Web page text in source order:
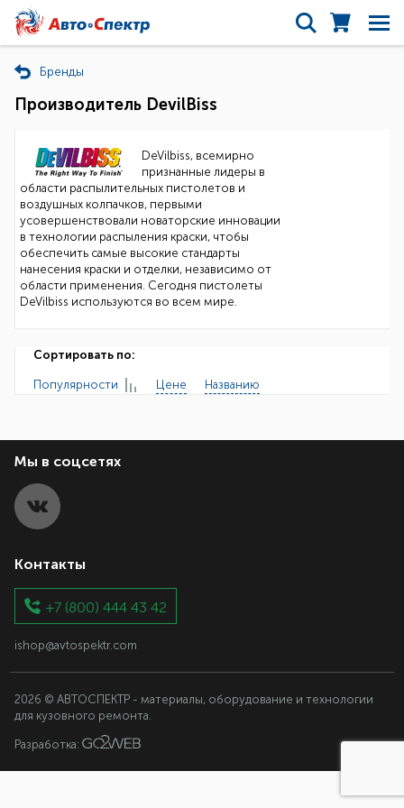
Бренды
Производитель DevilBiss
DeVilbiss, всемирно
признанные лидеры в
области распылительных пистолетов и
воздушных колпачков, первыми
усовершенствовали новаторские инновации
в технологии распыления краски, чтобы
обеспечить самые высокие стандарты
нанесения краски и отделки, независимо от
области применения. Сегодня пистолеты
DeVilbiss используются во всем мире.
Сортировать по:
Популярности Цене Названию
Мы в соцсетях
Контакты
+7 (800) 444 43 42
ishop@avtospektr.com
2026 © АВТОСПЕКТР - материалы, оборудование и технологии
для кузовного ремонта.
Разработка: